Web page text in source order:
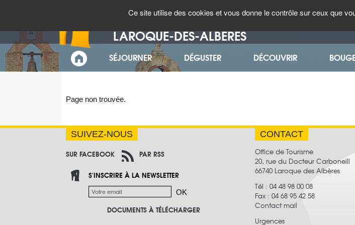
MÉTÉO AGENDA
INTERACTIVE
FORUM
LAROQUE-DES-ALBÈRES
ACCUEIL
SÉJOURNER DÉGUSTER DÉCOUVRIR
Page non trouvée.
SUIVEZ-NOUS
SUR FACEBOOK
PAR RSS
S'INSCRIRE À LA NEWSLETTER
DOCUMENTS À TÉLÉCHARGER
CONTACT
Office de Tourisme
20, rue du Docteur Carboneill
66740 Laroque des Albères
Tél : 04 48 98 00 08
Fax :04 68 95 42 58
Contact mail
Urgences
Ce site utilise des cookies et vous donne le contrôle sur ceux que